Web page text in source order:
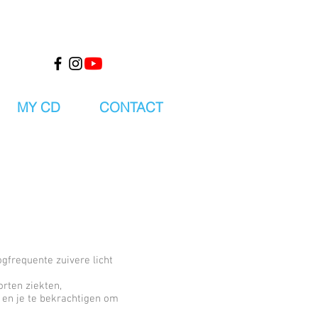
MY CD CONTACT
zuivere licht
ziekten,
je te bekrachtigen om